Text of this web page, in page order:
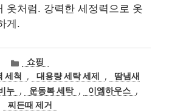
옷처럼. 강력한 세정력으로 옷
게.
카
고
리
쇼핑
세척 , 대용량 세탁 세제 ,
땀냄새
누 , 운동복 세탁 , 이엠하우스 ,
찌든때 제거